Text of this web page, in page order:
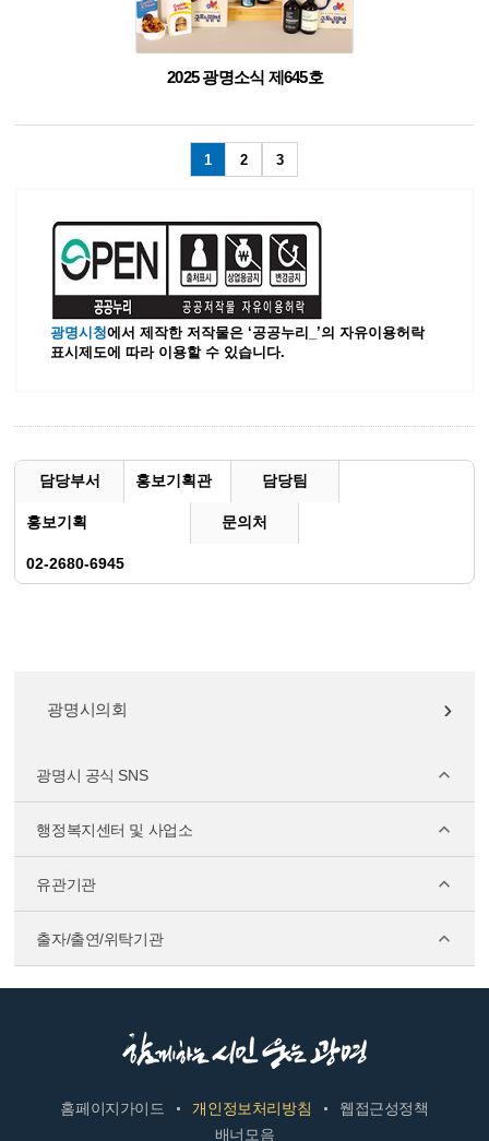
2025 광명소식 제645호
1 2 3
광명시청에서 제작한 저작물은 ‘공공누리_’의 자유이용허락
표시제도에 따라 이용할 수 있습니다.
담당부서 홍보기획관 담당팀
홍보기획 문의처
02-2680-6945
광명시의회
광명시 공식 SNS
행정복지센터 및 사업소
유관기관
출자/출연/위탁기관
홈페이지가이드 개인정보처리방침
웹접근성정책
배너모음